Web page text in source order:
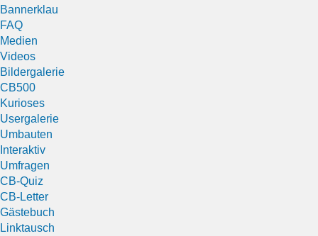
Bannerklau
FAQ
Medien
Videos
Bildergalerie
CB500
Kurioses
Usergalerie
Umbauten
Interaktiv
Umfragen
CB-Quiz
CB-Letter
Gästebuch
Linktausch